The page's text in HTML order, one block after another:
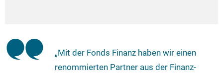
„Mit der Fonds Finanz haben wir einen
renommierten Partner aus der Finanz-